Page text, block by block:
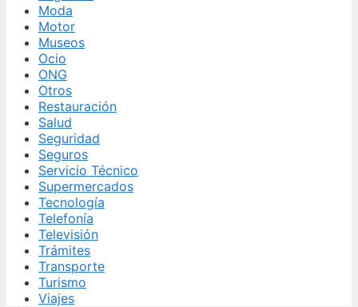
Moda
Motor
Museos
Ocio
ONG
Otros
Restauración
Salud
Seguridad
Seguros
Servicio Técnico
Supermercados
Tecnología
Telefonía
Televisión
Trámites
Transporte
Turismo
Viajes